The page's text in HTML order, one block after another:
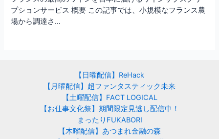
プションサービス 概要 この記事では、小規模なフランス農
場から調達さ…
【日曜配信】ReHack
【月曜配信】超ファンタスティック未来
【土曜配信】FACT LOGICAL
【お仕事文化祭】期間限定見逃し配信中！
まったりFUKABORI
【木曜配信】あつまれ金融の森